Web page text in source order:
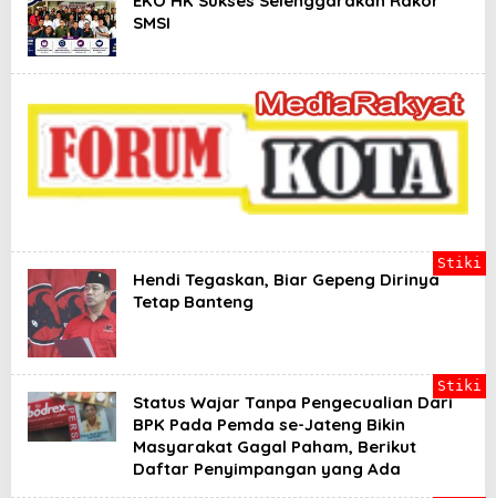
k
o
t
e
a
a
Y
a
n
g
r
h
a
SMSI
Hendi Tegaskan, Biar Gepeng Dirinya
Tetap Banteng
Stiki
Status Wajar Tanpa Pengecualian Dari
BPK Pada Pemda se-Jateng Bikin
Masyarakat Gagal Paham, Berikut
Daftar Penyimpangan yang Ada
Stiki